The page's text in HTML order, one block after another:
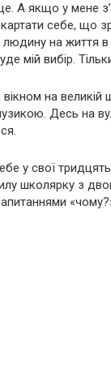
А якщо у мене
себе, що
на життя в
мій вибір.
на великій
Десь на
у свої
школярку з